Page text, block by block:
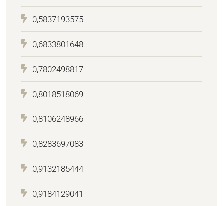
0,5837193575
0,6833801648
0,7802498817
0,8018518069
0,8106248966
0,8283697083
0,9132185444
0,9184129041